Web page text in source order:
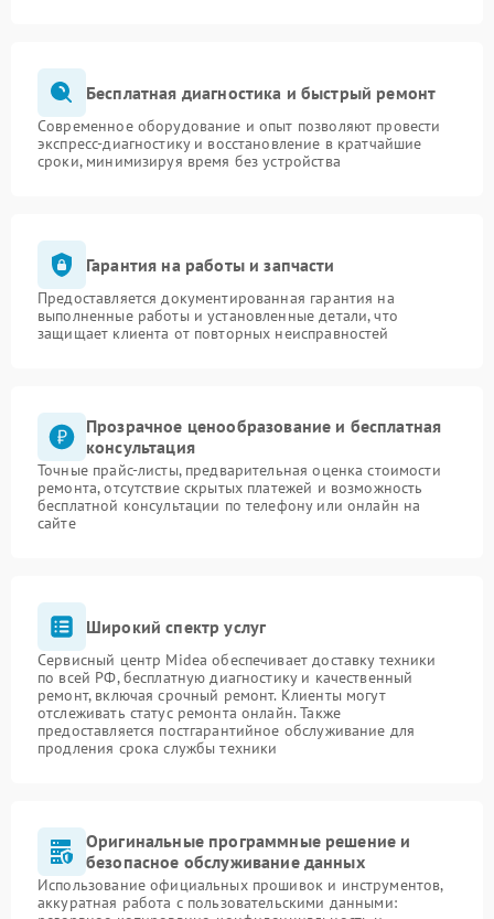
Бесплатная диагностика и быстрый ремонт
Современное оборудование и опыт позволяют провести
экспресс-диагностику и восстановление в кратчайшие
сроки, минимизируя время без устройства
Гарантия на работы и запчасти
Предоставляется документированная гарантия на
выполненные работы и установленные детали, что
защищает клиента от повторных неисправностей
Прозрачное ценообразование и бесплатная
консультация
Точные прайс-листы, предварительная оценка стоимости
ремонта, отсутствие скрытых платежей и возможность
бесплатной консультации по телефону или онлайн на
сайте
Широкий спектр услуг
Сервисный центр Midea обеспечивает доставку техники
по всей РФ, бесплатную диагностику и качественный
ремонт, включая срочный ремонт. Клиенты могут
отслеживать статус ремонта онлайн. Также
предоставляется постгарантийное обслуживание для
продления срока службы техники
Оригинальные программные решение и
безопасное обслуживание данных
Использование официальных прошивок и инструментов,
аккуратная работа с пользовательскими данными: